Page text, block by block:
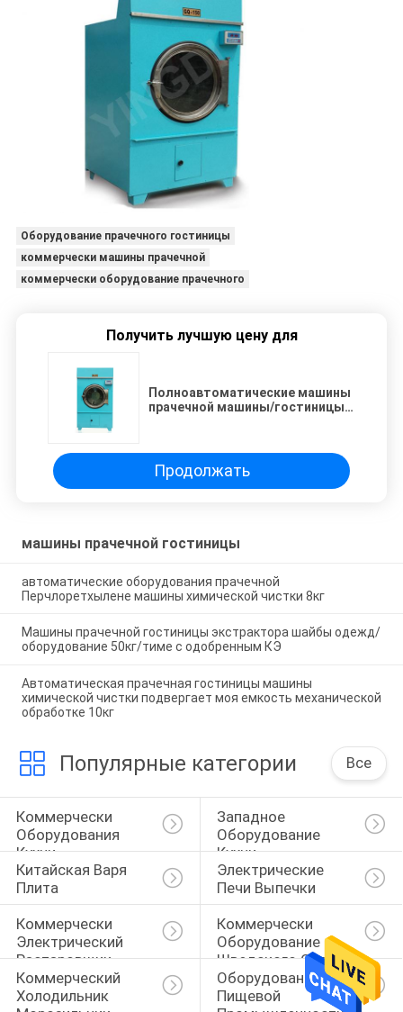
Оборудование прачечного гостиницы
коммерчески машины прачечной
коммерчески оборудование прачечного
Получить лучшую цену для
Полноавтоматические машины
прачечной машины/гостиницы
Продолжать
машины прачечной гостиницы
автоматические оборудования прачечной
Перчлоретхылене машины химической чистки 8кг
Машины прачечной гостиницы экстрактора шайбы одежд/
оборудование 50кг/тиме с одобренным КЭ
Автоматическая прачечная гостиницы машины
химической чистки подвергает моя емкость механической
обработке 10кг
Популярные категории Все
Коммерчески
Оборудования
Кухни
Западное
Оборудование
Кухни
Китайская Варя
Плита
Электрические
Печи Выпечки
Коммерчески
Электрический
Распаровщик
Коммерчески
Оборудование
Шведского Стола
Коммерческий
Холодильник
Оборудования
Пищевой